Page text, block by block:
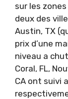
sur les
deux des
Austin, TX
prix d’une
niveau a
Coral, FL,
CA ont suivi